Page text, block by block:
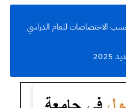
الاختصاصات للعام الدراسي
2025